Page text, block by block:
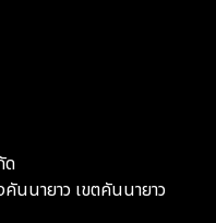
ด
นนายาว เขตคันนายาว